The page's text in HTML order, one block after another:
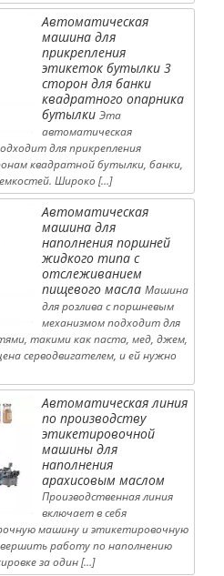
Автоматическая
машина для
прикрепления
этикеток бутылки 3
сторон для банки
квадратного опарника
бутылки Эта
автоматическая
для прикрепления
квадратной бутылки, банки,
Широко […]
Автоматическая
машина для
наполнения поршней
жидкого типа с
отслеживанием
пищевого масла Машина
для розлива с поршневым
механизмом подходит для
такими как паста, мед, джем,
серводвигателем, и ей нужно
Автоматическая линия
по производству
этикетировочной
машины для
наполнения
арахисовым маслом
Производственная линия
включает в себя
машину и этикетировочную
работу по наполнению
за один […]